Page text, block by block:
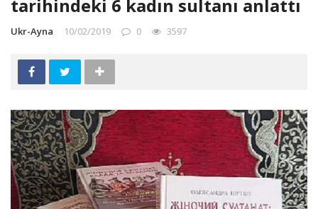
tarihindeki 6 kadın sultanı anlattı
Ukr-Ayna 10/02/2019 0 3597